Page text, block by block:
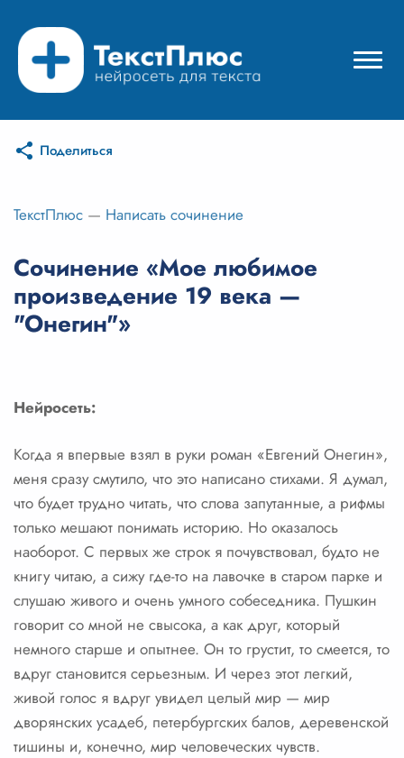
Режимы нейросети
Цены
Вход
Вход с Telegram
Поделиться
ТекстПлюс — Написать сочинение
Сочинение «Мое любимое
произведение 19 века —
"Онегин"»
Нейросеть:
Когда я впервые взял в руки роман «Евгений Онегин»,
меня сразу смутило, что это написано стихами. Я думал,
что будет трудно читать, что слова запутанные, а рифмы
только мешают понимать историю. Но оказалось
наоборот. С первых же строк я почувствовал, будто не
книгу читаю, а сижу где-то на лавочке в старом парке и
слушаю живого и очень умного собеседника. Пушкин
говорит со мной не свысока, а как друг, который
немного старше и опытнее. Он то грустит, то смеется, то
вдруг становится серьезным. И через этот легкий,
живой голос я вдруг увидел целый мир — мир
дворянских усадеб, петербургских балов, деревенской
тишины и, конечно, мир человеческих чувств.